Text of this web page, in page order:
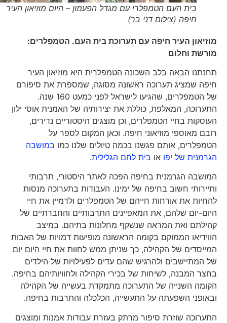
בית העם הטמפלרי עם מגדל הפעמון – היום מוזיאון העיר
חיפה (צילום דני בר)
מוזיאון העיר חיפה עם תערוכת בית העם. הטמפלרים:
מורשת וחלום
תחנתנו הבאה בלב השכונה הטמפלרית היא מוזיאון העיר
חיפה שמציג תערוכה ראשונה מסוגה, שמספרת את סיפורם
של הטמפלרים, שהגיעו לישראל לפני כמעט 160 שנה.
התערוכה, המאלפת, כוללת את יצירותיה של האמנית אוסי ילון
העוסקות בחיי הטמפלרים, וכן מוצגים היסטוריים נדירים,
רובם מאוספי מוזיאוני חיפה. וכאן המקום לספר על
הטמפלרים, אותם פגשנו בכמה טיולים שלנו כמובמושבה
הגרמנית של יפו או בית לחם הגלילית.
המושבה הגרמנית בחיפה הפכה לאתר היסטורי, תרבותי
ותיירותי חשוב בחיפה של ימינו. העבודות בתערוכה מנסות
להחיות את אורחות חייהם של הטמפלרים ולדמיין את חיי
היום-יום שלהם, את המאפיינים התרבותיים והחברתיים של
קהילתם ואת המראה שנשקף מחלונות בתיהם. במיצב
הווידיאו הממוקם בקומה הראשונה מופיעות דמויות של האבות
המייסדים של הקהילה, כך שניתן ממש לחוות את חיי היום יום
של המתיישבים ולהרגיש שהם עדים לפעילויות של הילדים
בחצר המבנה, לשיחות של בכירי הקהילה ולחוויותיהם בחיפה.
הקומה השנייה של התערוכה מתמקדת בעשייה של הקהילה
ובאופני השפעתה על התעשייה, הכלכלה והתרבות בחיפה.
התערוכה שוזרת סיפור מרתק בעזרת עבודות אמנות ומוצגים